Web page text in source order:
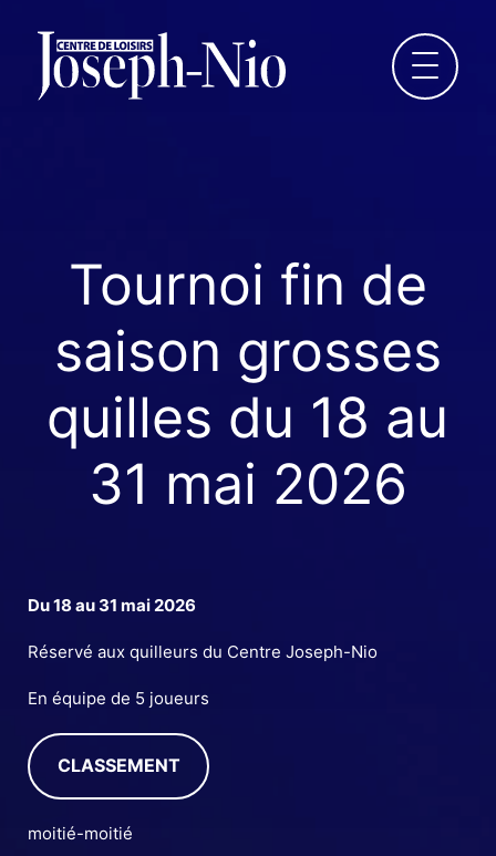
BINGO
LOTO-QUÉBEC
LOCATION DE SALLES
ÉVÈNEMENTS
Tournoi fin de
saison grosses
quilles du 18 au
31 mai 2026
Du 18 au 31 mai 2026
Réservé aux quilleurs du Centre Joseph-Nio
En équipe de 5 joueurs
CLASSEMENT
moitié-moitié